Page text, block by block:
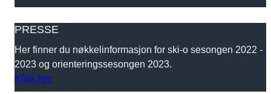
PRESSE
Her finner du nøkkelinformasjon for ski-o sesongen 2022 -
2023 og orienteringssesongen 2023.
Klikk her